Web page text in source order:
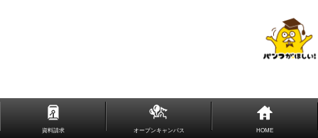
資料請求 オープンキャンパス HOME